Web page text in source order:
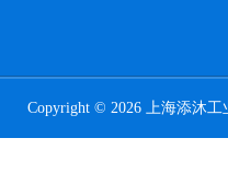
Copyright © 2026 上海添沐